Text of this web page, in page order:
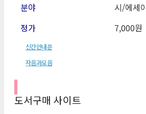
분야
시/에세
정가
7,000원
신간안내문
자음과모음
도서구매 사이트